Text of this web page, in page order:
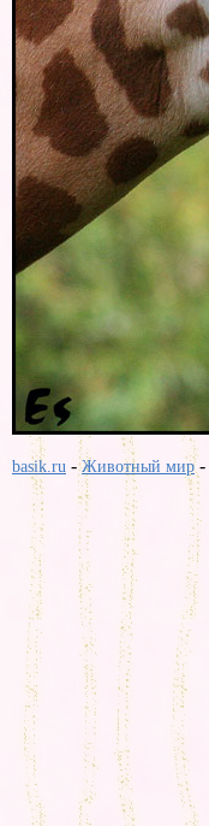
basik.ru -Животный мир-